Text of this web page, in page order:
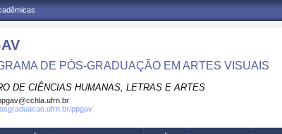
DE PÓS-GRADUAÇÃO EM ARTES VISUAIS
DE CIÊNCIAS HUMANAS, LETRAS E ARTES
ppgav